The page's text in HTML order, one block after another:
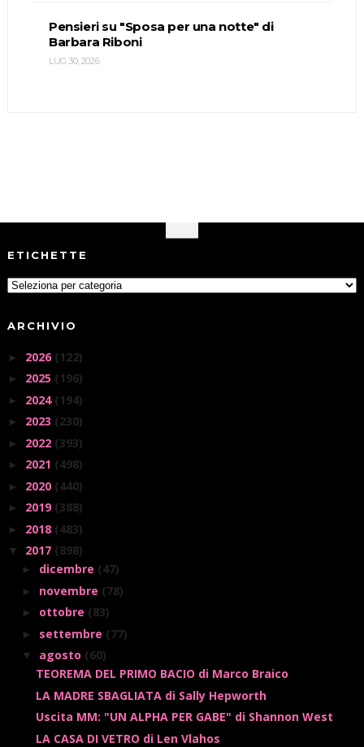
Pensieri su "Sposa per una notte" di
Barbara Riboni
LUG 30, 2026
ETICHETTE
ARCHIVIO
► 2026 (122)
► 2025 (196)
► 2024 (194)
► 2023 (230)
► 2022 (393)
► 2021 (498)
► 2020 (440)
► 2019 (388)
► 2018 (483)
▼ 2017 (898)
► dicembre (47)
► novembre (78)
► ottobre (83)
► settembre (77)
▼ agosto (60)
TEOREMA DEL PRIMO BACIO di Marco Braico
LA MADRE SBAGLIATA di Sally Hepworth
Uscita MM: "UN ALPHA PER GABE" di Shannon West
LA CASA DI VETRO di Len Vlahos